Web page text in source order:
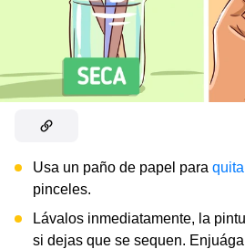
Usa un paño de papel para
pinceles.
Lávalos inmediatamente, la
si dejas que se sequen.